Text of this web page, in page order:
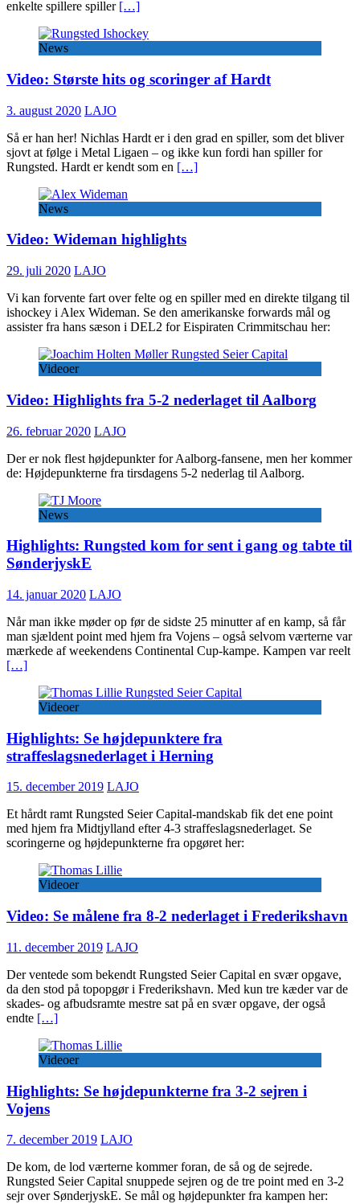
enkelte spillere spiller […]
News
Video: Største hits og scoringer af Hardt
3. august 2020 LAJO
Så er han her! Nichlas Hardt er i den grad en spiller, som det bliver
sjovt at følge i Metal Ligaen – og ikke kun fordi han spiller for
Rungsted. Hardt er kendt som en […]
News
Video: Wideman highlights
29. juli 2020 LAJO
Vi kan forvente fart over felte og en spiller med en direkte tilgang til
ishockey i Alex Wideman. Se den amerikanske forwards mål og
assister fra hans sæson i DEL2 for Eispiraten Crimmitschau her:
Videoer
Video: Highlights fra 5-2 nederlaget til Aalborg
26. februar 2020 LAJO
Der er nok flest højdepunkter for Aalborg-fansene, men her kommer
de: Højdepunkterne fra tirsdagens 5-2 nederlag til Aalborg.
News
Highlights: Rungsted kom for sent i gang og tabte til
SønderjyskE
14. januar 2020 LAJO
Når man ikke møder op før de sidste 25 minutter af en kamp, så får
man sjældent point med hjem fra Vojens – også selvom værterne var
mærkede af weekendens Continental Cup-kampe. Kampen var reelt
[…]
Videoer
Highlights: Se højdepunktere fra
straffeslagsnederlaget i Herning
15. december 2019 LAJO
Et hårdt ramt Rungsted Seier Capital-mandskab fik det ene point
med hjem fra Midtjylland efter 4-3 straffeslagsnederlaget. Se
scoringerne og højdepunkterne fra opgøret her:
Videoer
Video: Se målene fra 8-2 nederlaget i Frederikshavn
11. december 2019 LAJO
Der ventede som bekendt Rungsted Seier Capital en svær opgave,
da den stod på topopgør i Frederikshavn. Med kun tre kæder var de
skades- og afbudsramte mestre sat på en svær opgave, der også
endte […]
Videoer
Highlights: Se højdepunkterne fra 3-2 sejren i
Vojens
7. december 2019 LAJO
De kom, de lod værterne kommer foran, de så og de sejrede.
Rungsted Seier Capital snuppede sejren og de tre point med en 3-2
sejr over SønderjyskE. Se mål og højdepunkter fra kampen her: